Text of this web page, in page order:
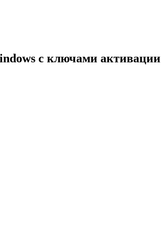
с ключами активации